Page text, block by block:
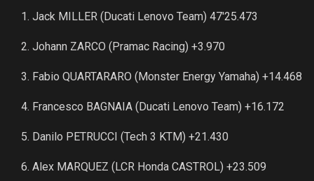
1. Jack MILLER (Ducati Lenovo Team) 47'25.473
2. Johann ZARCO (Pramac Racing) +3.970
3. Fabio QUARTARARO (Monster Energy Yamaha) +14.468
4. Francesco BAGNAIA (Ducati Lenovo Team) +16.172
5. Danilo PETRUCCI (Tech 3 KTM) +21.430
6. Alex MARQUEZ (LCR Honda CASTROL) +23.509